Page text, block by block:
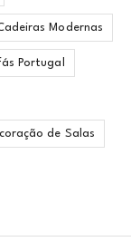
Modernas
Portugal
de Salas